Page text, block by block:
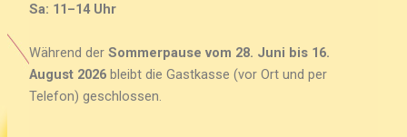
Sa: 11–14 Uhr
Während derSommerpause vom 28. Juni bis 16.
August 2026 bleibt die Gastkasse (vor Ort und per
Telefon) geschlossen.